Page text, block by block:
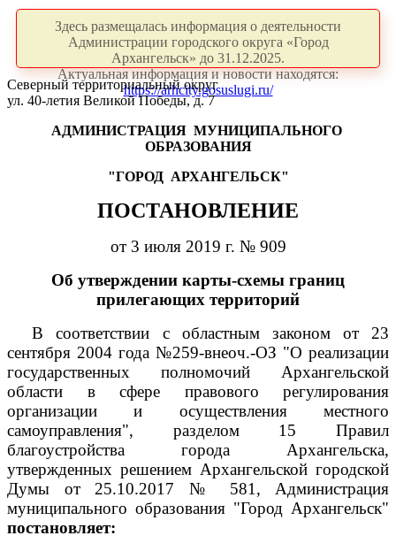
Здесь размещалась информация о деятельности
Администрации городского округа «Город
Архангельск» до 31.12.2025.
Актуальная информация и новости находятся:
https://arhcity.gosuslugi.ru/
Северный территориальный округ
ул. 40-летия Великой Победы, д. 7
АДМИНИСТРАЦИЯ МУНИЦИПАЛЬНОГО
ОБРАЗОВАНИЯ
"ГОРОД АРХАНГЕЛЬСК"
ПОСТАНОВЛЕНИЕ
от 3 июля 2019 г. № 909
Об утверждении карты-схемы границ
прилегающих территорий
В соответствии с областным законом от 23
сентября 2004 года №259-внеоч.-ОЗ "О реализации
государственных полномочий Архангельской
области в сфере правового регулирования
организации и осуществления местного
самоуправления", разделом 15 Правил
благоустройства города Архангельска,
утвержденных решением Архангельской городской
Думы от 25.10.2017 № 581, Администрация
муниципального образования "Город Архангельск"
постановляет: